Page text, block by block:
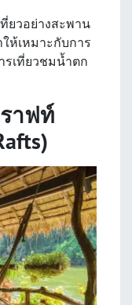
ยวอย่างสะพาน
ห้เหมาะกับการ
เที่ยวชมน้ำตก
าฟท์